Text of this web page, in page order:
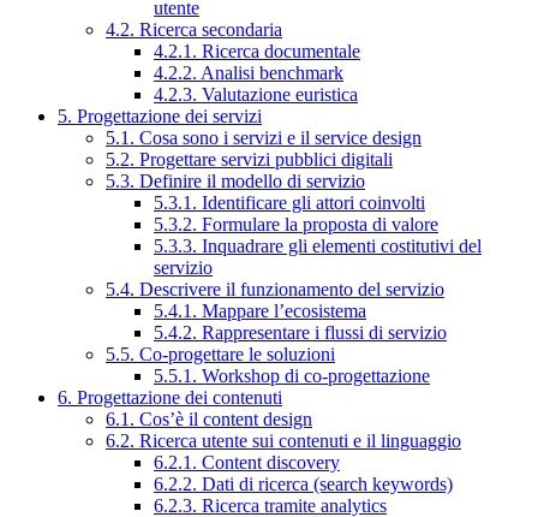
utente
4.2. Ricerca secondaria
4.2.1. Ricerca documentale
4.2.2. Analisi benchmark
4.2.3. Valutazione euristica
5. Progettazione dei servizi
5.1. Cosa sono i servizi e il service design
5.2. Progettare servizi pubblici digitali
5.3. Definire il modello di servizio
5.3.1. Identificare gli attori coinvolti
5.3.2. Formulare la proposta di valore
5.3.3. Inquadrare gli elementi costitutivi del
servizio
5.4. Descrivere il funzionamento del servizio
5.4.1. Mappare l’ecosistema
5.4.2. Rappresentare i flussi di servizio
5.5. Co-progettare le soluzioni
5.5.1. Workshop di co-progettazione
6. Progettazione dei contenuti
6.1. Cos’è il content design
6.2. Ricerca utente sui contenuti e il linguaggio
6.2.1. Content discovery
6.2.2. Dati di ricerca (search keywords)
6.2.3. Ricerca tramite analytics